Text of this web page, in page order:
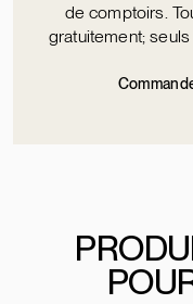
de comptoirs.
gratuitement;